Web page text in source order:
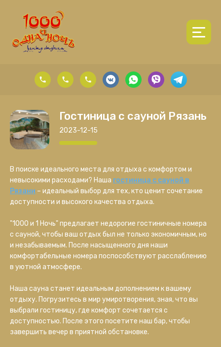
Гостиница с сауной Рязань
2023-12-15
В поиске идеального места для отдыха с комфортом и
невысокими расходами? Наша гостиница с сауной в
Рязани – идеальный выбор для тех, кто ценит сочетание
доступности и высокого качества отдыха.
"1000 и 1 Ночь" предлагает недорогие гостиничные номера
с сауной, чтобы ваш отдых был не только экономичным, но
и незабываемым. После насыщенного дня наши
комфортабельные номера поспособствуют расслаблению
в уютной атмосфере.
Наша сауна станет идеальным дополнением к вашему
отдыху. Погрузитесь в мир умиротворения, зная, что вы
выбрали гостиницу, где комфорт сочетается с
доступностью. После этого посетите наш бар, чтобы
завершить вечер в приятной обстановке.